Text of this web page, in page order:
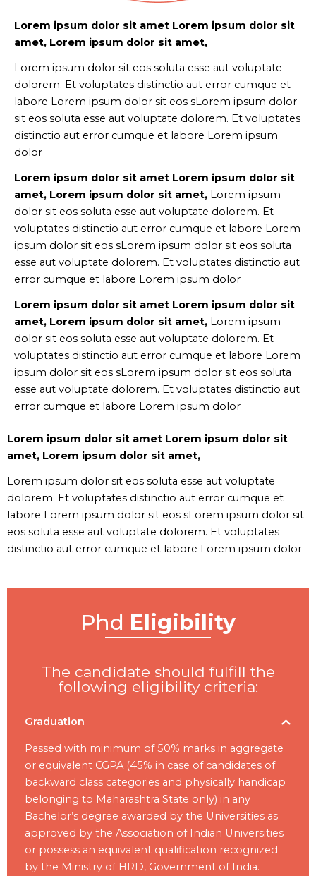
Lorem ipsum dolor sit amet Lorem ipsum dolor sit
amet, Lorem ipsum dolor sit amet,
Lorem ipsum dolor sit eos soluta esse aut voluptate
dolorem. Et voluptates distinctio aut error cumque et
labore Lorem ipsum dolor sit eos sLorem ipsum dolor
sit eos soluta esse aut voluptate dolorem. Et voluptates
distinctio aut error cumque et labore Lorem ipsum
dolor
Lorem ipsum dolor sit amet Lorem ipsum dolor sit
amet, Lorem ipsum dolor sit amet, Lorem ipsum
dolor sit eos soluta esse aut voluptate dolorem. Et
voluptates distinctio aut error cumque et labore Lorem
ipsum dolor sit eos sLorem ipsum dolor sit eos soluta
esse aut voluptate dolorem. Et voluptates distinctio aut
error cumque et labore Lorem ipsum dolor
Lorem ipsum dolor sit amet Lorem ipsum dolor sit
amet, Lorem ipsum dolor sit amet, Lorem ipsum
dolor sit eos soluta esse aut voluptate dolorem. Et
voluptates distinctio aut error cumque et labore Lorem
ipsum dolor sit eos sLorem ipsum dolor sit eos soluta
esse aut voluptate dolorem. Et voluptates distinctio aut
error cumque et labore Lorem ipsum dolor
Lorem ipsum dolor sit amet Lorem ipsum dolor sit
amet, Lorem ipsum dolor sit amet,
Lorem ipsum dolor sit eos soluta esse aut voluptate
dolorem. Et voluptates distinctio aut error cumque et
labore Lorem ipsum dolor sit eos sLorem ipsum dolor sit
eos soluta esse aut voluptate dolorem. Et voluptates
distinctio aut error cumque et labore Lorem ipsum dolor
Phd Eligibility
The candidate should fulfill the
following eligibility criteria:
Graduation
Passed with minimum of 50% marks in aggregate
or equivalent CGPA (45% in case of candidates of
backward class categories and physically handicap
belonging to Maharashtra State only) in any
Bachelor’s degree awarded by the Universities as
approved by the Association of Indian Universities
or possess an equivalent qualification recognized
by the Ministry of HRD, Government of India.